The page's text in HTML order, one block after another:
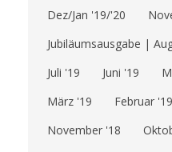
Dez/Jan '19/'20
Jubiläumsausgabe |
Juli '19
Juni '19
März '19
Februar '19
November '18